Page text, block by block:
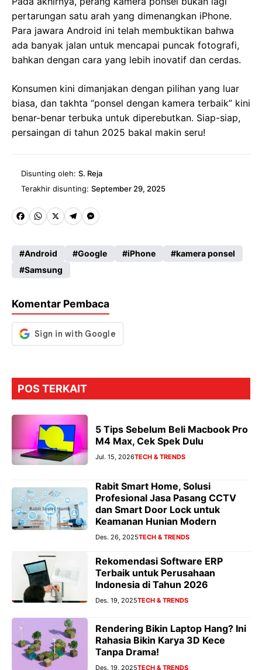
pertarungan satu arah yang dimenangkan iPhone.
Para jawara Android ini telah membuktikan bahwa
ada banyak jalan untuk mencapai puncak fotografi,
bahkan dengan cara yang lebih inovatif dan cerdas.
Konsumen kini dimanjakan dengan pilihan yang luar
biasa, dan takhta “ponsel dengan kamera terbaik” kini
benar-benar terbuka untuk diperebutkan. Siap-siap,
persaingan di tahun 2025 bakal makin seru!
Disunting oleh: S. Reja
Terakhir disunting: September 29, 2025
Fa
b
o
k
W
ts
A
p
X
Te
gr
a
M
se
er
Android Google iPhone
kamera ponsel
Samsung
Komentar Pembaca
POS TERKAIT
5 Tips Sebelum Beli Macbook Pro
M4 Max, Cek Spek Dulu
Jul. 15, 2026TECH & TRENDS
Rabit Smart Home, Solusi
Profesional Jasa Pasang CCTV
dan Smart Door Lock untuk
Keamanan Hunian Modern
Des. 26, 2025TECH & TRENDS
Rekomendasi Software ERP
Terbaik untuk Perusahaan
Indonesia di Tahun 2026
Des. 19, 2025TECH & TRENDS
Rendering Bikin Laptop Hang? Ini
Rahasia Bikin Karya 3D Kece
Tanpa Drama!
Des. 19, 2025TECH & TRENDS